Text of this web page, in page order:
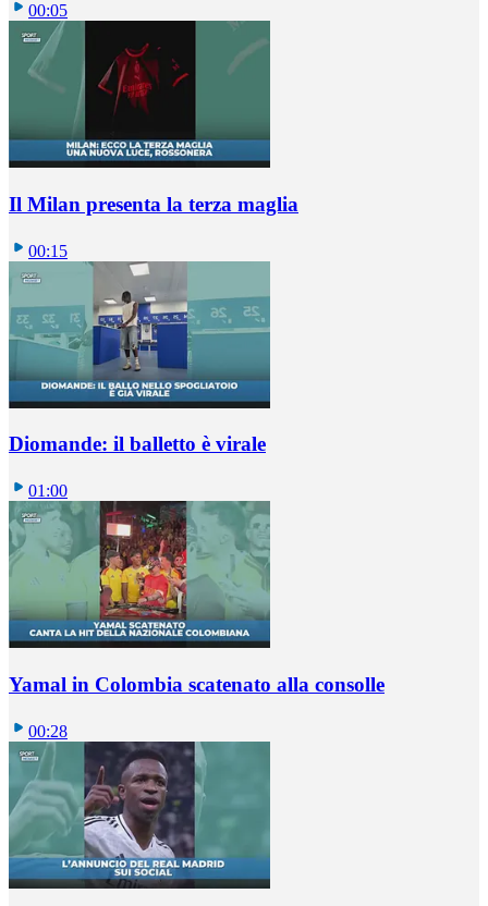
00:05
Il Milan presenta la terza maglia
00:15
Diomande: il balletto è virale
01:00
Yamal in Colombia scatenato alla consolle
00:28